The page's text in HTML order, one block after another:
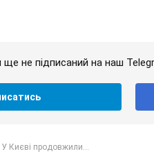
ще не підписаний на наш
У Києві продовжили...